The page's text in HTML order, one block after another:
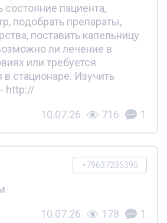
состояние пациента,
подобрать препараты,
поставить капельницу
ли лечение в
или требуется
в стационаре. Изучить
http://
10.07.26 716 1
+79637235395
10.07.26 178 1